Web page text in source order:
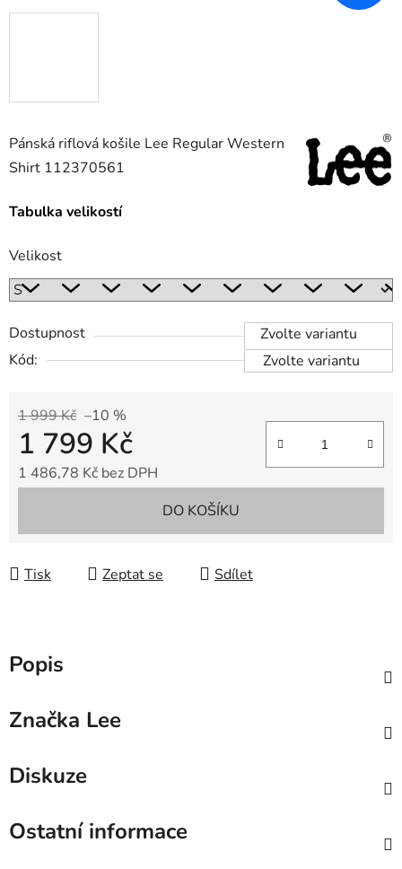
Pánská riflová košile Lee Regular Western
Shirt 112370561
Tabulka velikostí
Velikost
Dostupnost
Zvolte variantu
Kód:
Zvolte variantu
1 999 Kč –10 %
1 799 Kč
1 486,78 Kč bez DPH
DO KOŠÍKU
Tisk Zeptat se Sdílet
Popis
Značka Lee
Diskuze
Ostatní informace